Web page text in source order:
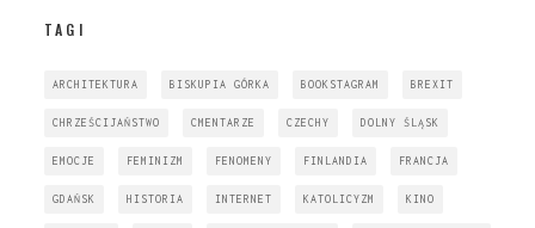
TAGI
ARCHITEKTURA BISKUPIA GÓRKA BOOKSTAGRAM BREXIT
CHRZEŚCIJAŃSTWO CMENTARZE CZECHY DOLNY ŚLĄSK
EMOCJE FEMINIZM FENOMENY FINLANDIA FRANCJA
GDAŃSK HISTORIA INTERNET KATOLICYZM KINO